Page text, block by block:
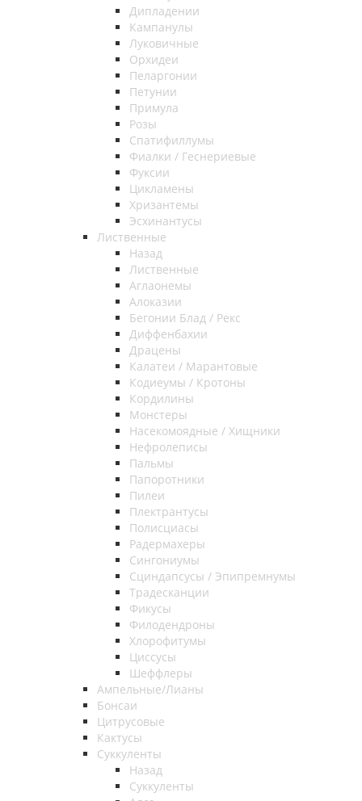
Дипладении
Кампанулы
Луковичные
Орхидеи
Пеларгонии
Петунии
Примула
Розы
Спатифиллумы
Фиалки / Геснериевые
Фуксии
Цикламены
Хризантемы
Эсхинантусы
Лиственные
Назад
Лиственные
Аглаонемы
Алоказии
Бегонии Блад / Рекс
Диффенбахии
Драцены
Калатеи / Марантовые
Кодиеумы / Кротоны
Кордилины
Монстеры
Насекомоядные / Хищники
Нефролеписы
Пальмы
Папоротники
Пилеи
Плектрантусы
Полисциасы
Радермахеры
Сингониумы
Сциндапсусы / Эпипремнумы
Традесканции
Фикусы
Филодендроны
Хлорофитумы
Циссусы
Шеффлеры
Ампельные/Лианы
Бонсаи
Цитрусовые
Кактусы
Суккуленты
Назад
Суккуленты